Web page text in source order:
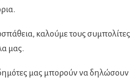
καλούμε τους συμπολίτες
μας.
μας μπορούν να δηλώσουν